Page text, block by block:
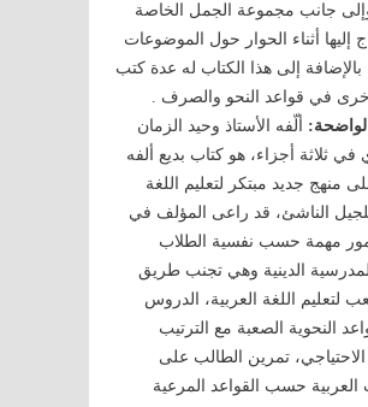
جانب مجموعة الجمل الخاصة
إليها أثناء الحوار حول الموضوعات
بالإضافة إلى هذا الكتاب له عدة كتب
في قواعد النحو والصرف .
ألّفه الأستاذ وحيد الزمان
في ثلاثة أجزاء، هو كتاب بديع ألفه
منهج جديد مبتكر لتعليم اللغة
للجيل الناشئ، قد راعى المؤلف في
مهمة حسب نفسية الطلاب
المدرسية الدينية وهي تجنب طريق
لتعليم اللغة العربية، الدروس
النحوية الصعبة مع الترتيب
الاحتياجي، تمرين الطالب على
العربية حسب القواعد المرعية